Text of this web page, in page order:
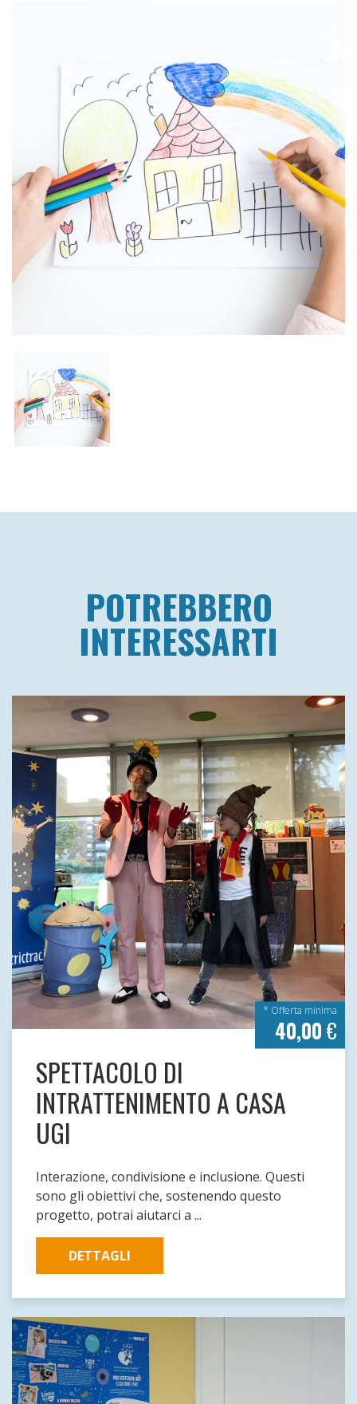
POTREBBERO
INTERESSARTI
* Offerta minima
40,00€
SPETTACOLO DI
INTRATTENIMENTO A CASA
UGI
Interazione, condivisione e inclusione. Questi
sono gli obiettivi che, sostenendo questo
progetto, potrai aiutarci a ...
DETTAGLI